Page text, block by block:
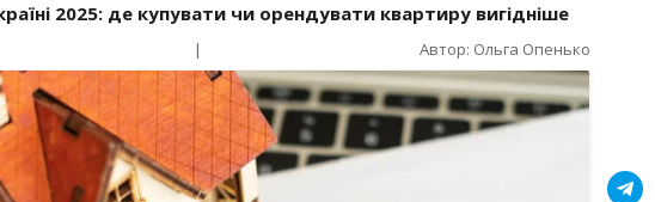
2025: де купувати чи орендувати квартиру вигідніше
| Автор: Ольга Опенько